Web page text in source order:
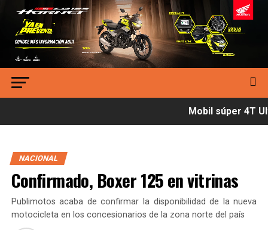
Mobil súper 4T
NACIONAL
Confirmado, Boxer 125 en vitrinas
Publimotos acaba de confirmar la disponibilidad de la nueva
motocicleta en los concesionarios de la zona norte del país